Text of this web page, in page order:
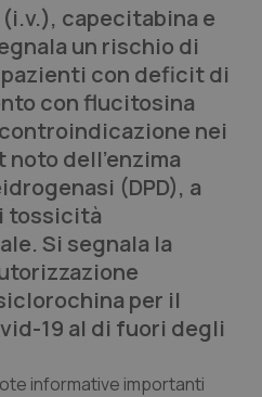
capecitabina e
un rischio di
con deficit di
con flucitosina
nei
dell’enzima
(DPD), a
tossicità
Si segnala la
per il
19 al di fuori degli
informative importanti